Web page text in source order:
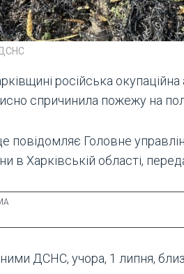
російська окупаційна
спричинила пожежу на
повідомляє Головне
в Харківській області,
ДСНС, учора, 1 липня,